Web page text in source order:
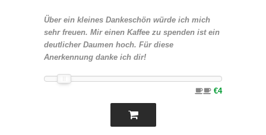
Über ein kleines Dankeschön würde ich mich
sehr freuen. Mir einen Kaffee zu spenden ist ein
deutlicher Daumen hoch. Für diese
Anerkennung danke ich dir!
€4